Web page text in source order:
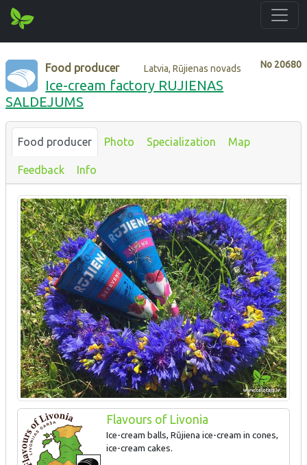
No 20680
Food producer Latvia, Rūjienas novads
Ice-cream factory RUJIENAS
SALDEJUMS
Food producer Photo Specialization Map
Feedback Info
Flavours of Livonia
Ice-cream balls, Rūjiena ice-cream in cones,
ice-cream cakes.